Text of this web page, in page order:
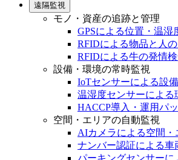
遠隔監視
モノ・資産の追跡と管理
GPSによる位置・温湿
RFIDによる物品と人
RFIDによる牛の発情
設備・環境の常時監視
IoTセンサーによる設
温湿度センサーによる
HACCP導入・運用パ
空間・エリアの自動監視
AIカメラによる空間・
ナンバー認証による